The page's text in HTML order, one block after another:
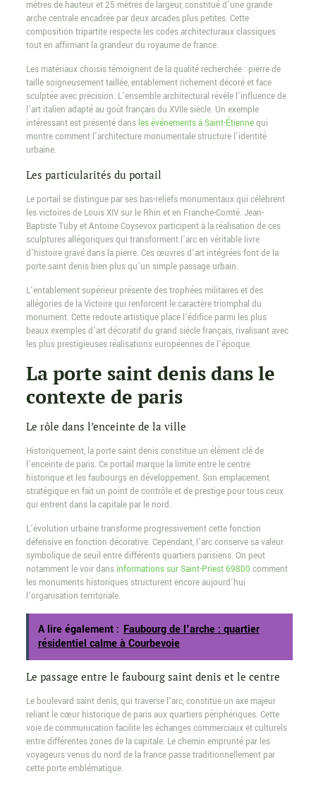
mètres de hauteur et 25 mètres de largeur, constitué d’une grande
arche centrale encadrée par deux arcades plus petites. Cette
composition tripartite respecte les codes architecturaux classiques
tout en affirmant la grandeur du royaume de france.
Les matériaux choisis témoignent de la qualité recherchée : pierre de
taille soigneusement taillée, entablement richement décoré et face
sculptée avec précision. L’ensemble architectural révèle l’influence de
l’art italien adapté au goût français du XVIIe siècle. Un exemple
intéressant est présenté dans les événements à Saint-Étiennequi
montre comment l’architecture monumentale structure l’identité
urbaine.
Les particularités du portail
Le portail se distingue par ses bas-reliefs monumentaux qui célèbrent
les victoires de Louis XIV sur le Rhin et en Franche-Comté. Jean-
Baptiste Tuby et Antoine Coysevox participent à la réalisation de ces
sculptures allégoriques qui transforment l’arc en véritable livre
d’histoire gravé dans la pierre. Ces œuvres d’art intégrées font de la
porte saint denis bien plus qu’un simple passage urbain.
L’entablement supérieur présente des trophées militaires et des
allégories de la Victoire qui renforcent le caractère triomphal du
monument. Cette redoute artistique place l’édifice parmi les plus
beaux exemples d’art décoratif du grand siècle français, rivalisant avec
les plus prestigieuses réalisations européennes de l’époque.
La porte saint denis dans le
contexte de paris
Le rôle dans l’enceinte de la ville
Historiquement, la porte saint denis constitue un élément clé de
l’enceinte de paris. Ce portail marque la limite entre le centre
historique et les faubourgs en développement. Son emplacement
stratégique en fait un point de contrôle et de prestige pour tous ceux
qui entrent dans la capitale par le nord.
L’évolution urbaine transforme progressivement cette fonction
défensive en fonction décorative. Cependant, l’arc conserve sa valeur
symbolique de seuil entre différents quartiers parisiens. On peut
notamment le voir dans informations sur Saint-Priest 69800 comment
les monuments historiques structurent encore aujourd’hui
l’organisation territoriale.
A lire également : Faubourg de l'arche : quartier
résidentiel calme à Courbevoie
Le passage entre le faubourg saint denis et le centre
Le boulevard saint denis, qui traverse l’arc, constitue un axe majeur
reliant le cœur historique de paris aux quartiers périphériques. Cette
voie de communication facilite les échanges commerciaux et culturels
entre différentes zones de la capitale. Le chemin emprunté par les
voyageurs venus du nord de la france passe traditionnellement par
cette porte emblématique.